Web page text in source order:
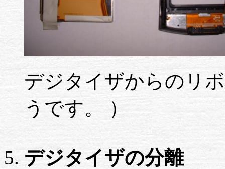
デジタイザからのリ
うです。 ）
デジタイザの分離